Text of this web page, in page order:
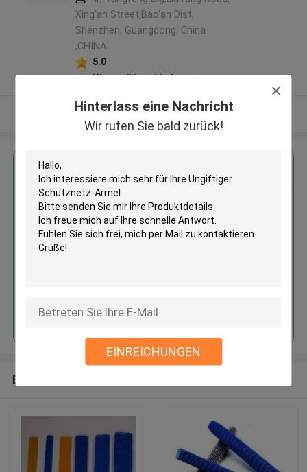
Hinterlass eine Nachricht
Wir rufen Sie bald zurück!
EINREICHUNGEN
Xing'an Street,Bao'an Dist,
Shenzhen, Guangdong, China
,CHINA
5.0
Überprüfter Lieferant
Sehen Sie mehr an
Erhalten Sie den besten Preis für
Ungiftiger Schutznetz-Ärmel
Fortsetzen
Empfohlene Produkte